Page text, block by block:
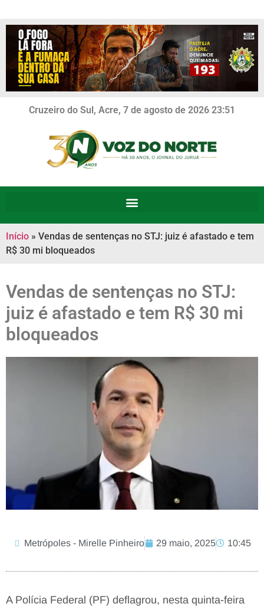
Cruzeiro do Sul, Acre, 7 de agosto de 2026 23:51
Início » Vendas de sentenças no STJ: juiz é afastado e tem
R$ 30 mi bloqueados
Vendas de sentenças no STJ:
juiz é afastado e tem R$ 30 mi
bloqueados
Metrópoles - Mirelle Pinheiro 29 maio, 2025 10:45
A Polícia Federal (PF) deflagrou, nesta quinta-feira